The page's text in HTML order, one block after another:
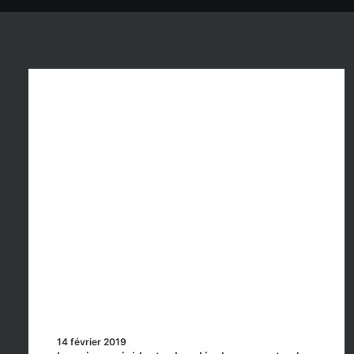
14 février 2019